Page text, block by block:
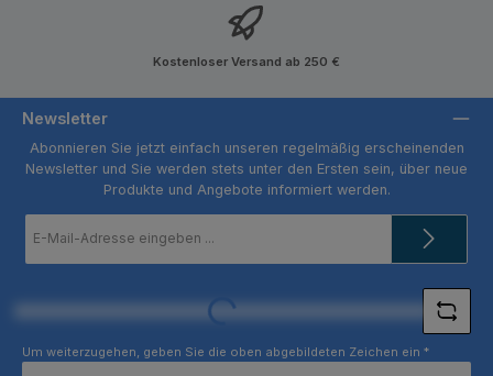
Kostenloser Versand ab 250 €
Newsletter
Abonnieren Sie jetzt einfach unseren regelmäßig erscheinenden
Newsletter und Sie werden stets unter den Ersten sein, über neue
Produkte und Angebote informiert werden.
Mail-
Loading...
Um weiterzugehen, geben Sie die oben abgebildeten Zeichen ein *